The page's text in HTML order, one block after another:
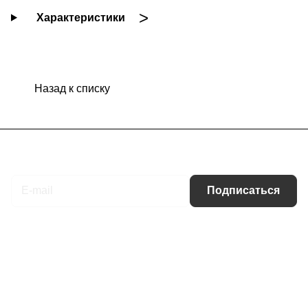
Характеристики
Назад к списку
Подписаться